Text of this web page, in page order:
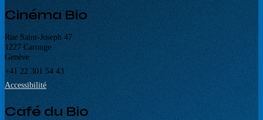
Cinéma Bio
Rue Saint-Joseph 47
1227 Carouge
Genève
+41 22 301 54 43
Accessibilité
Café du Bio